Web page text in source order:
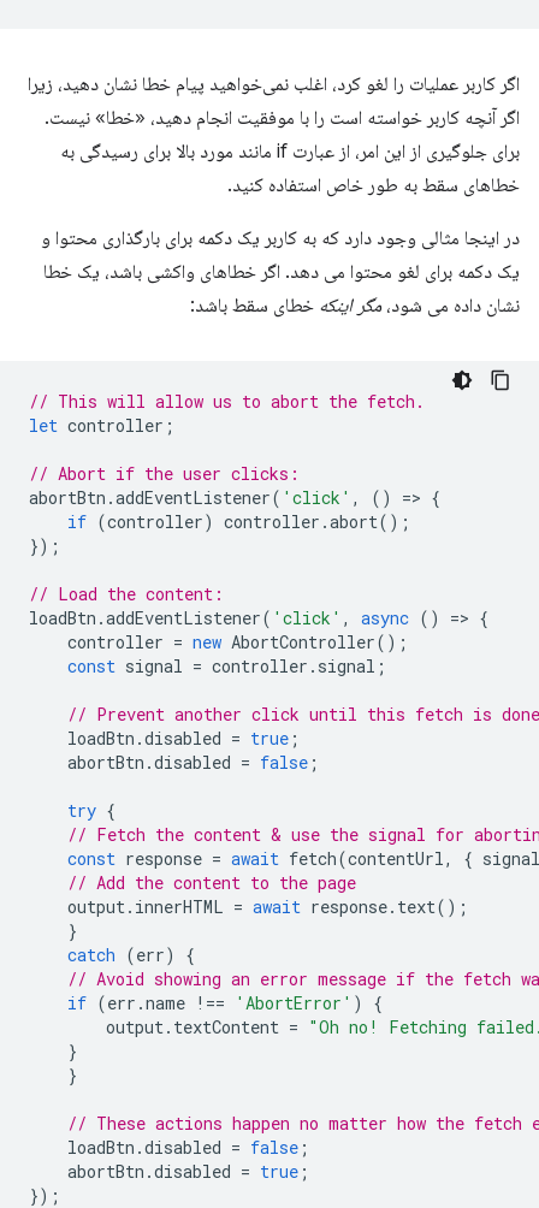
اگر کاربر عملیات را لغو کرد، اغلب نمی‌خواهید پیام خطا نشان دهید، زیرا
اگر آنچه کاربر خواسته است را با موفقیت انجام دهید، «خطا» نیست.
برای جلوگیری از این امر، از عبارت if مانند مورد بالا برای رسیدگی به
خطاهای سقط به طور خاص استفاده کنید.
در اینجا مثالی وجود دارد که به کاربر یک دکمه برای بارگذاری محتوا و
یک دکمه برای لغو محتوا می دهد. اگر خطاهای واکشی باشد، یک خطا
نشان داده می شود، مگر اینکه خطای سقط باشد:
// This will allow us to abort the fetch.
let controller ;
// Abort if the user clicks:
abortBtn .addEventListener( 'click' , () => {
if (controller) controller .abort();
});
// Load the content:
loadBtn .addEventListener( 'click' , async () => {
controller = new AbortController();
const signal = controller . signal ;
// Prevent another click until this fetch is done
loadBtn .disabled = true ;
abortBtn .disabled = false ;
try {
// Fetch the content & use the signal for
const response = await fetch(contentUrl, { signal
// Add the content to the page
output. innerHTML = await response. text();
}
catch (err)
{
// Avoid showing an error message if the fetch
if (err .name !== 'AbortError' )
{
output. textContent = "Oh no! Fetching
}
}
// These actions happen no matter how the fetch
loadBtn .disabled = false ;
abortBtn .disabled = true ;
});